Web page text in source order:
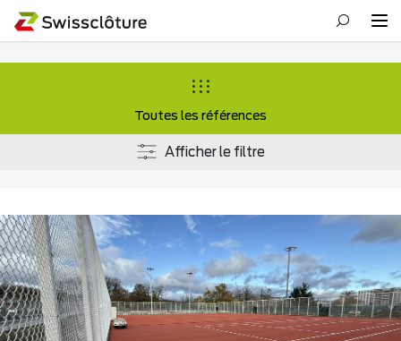
Toutes les références
Afficher le filtre